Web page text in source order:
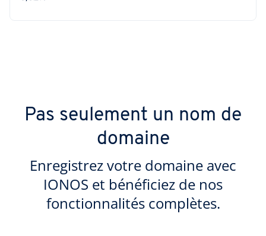
Pas seulement un nom de
domaine
Enregistrez votre domaine avec
IONOS et bénéficiez de nos
fonctionnalités complètes.